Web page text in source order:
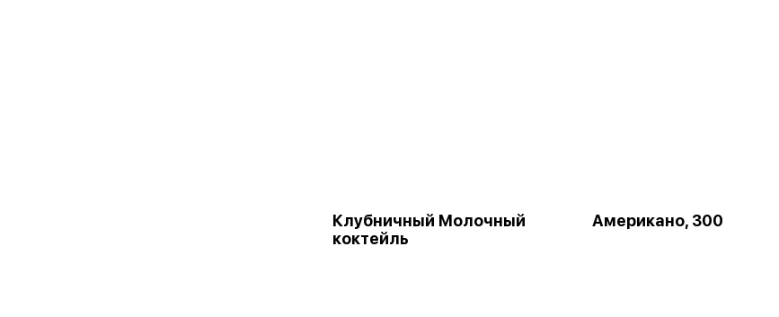
Клубничный Молочный
коктейль
Американо, 300